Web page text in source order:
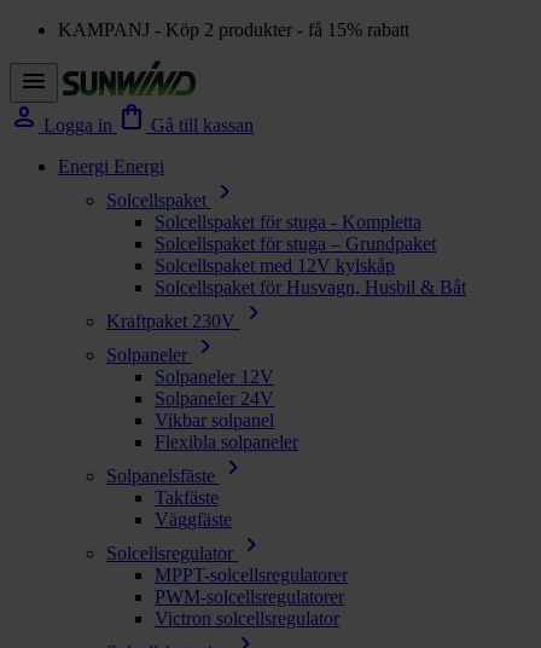
KAMPANJ - Köp 2 produkter - få 15% rabatt
menu
person Logga in shopping_bag Gå till kassan
Energi Energi
Solcellspaket
chevron_right
Solcellspaket för stuga - Kompletta
Solcellspaket för stuga – Grundpaket
Solcellspaket med 12V kylskåp
Solcellspaket för Husvagn, Husbil & Båt
Kraftpaket 230V
chevron_right
Solpaneler chevron_right
Solpaneler 12V
Solpaneler 24V
Vikbar solpanel
Flexibla solpaneler
Solpanelsfäste
chevron_right
Takfäste
Väggfäste
Solcellsregulator
chevron_right
MPPT-solcellsregulatorer
PWM-solcellsregulatorer
Victron solcellsregulator